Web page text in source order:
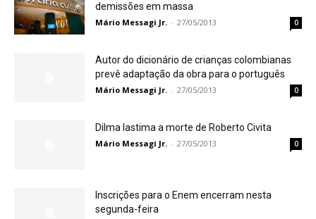
demissões em massa
Mário Messagi Jr. - 27/05/2013 0
Autor do dicionário de crianças colombianas
prevê adaptação da obra para o português
Mário Messagi Jr. - 27/05/2013 0
Dilma lastima a morte de Roberto Civita
Mário Messagi Jr. - 27/05/2013 0
Inscrições para o Enem encerram nesta
segunda-feira